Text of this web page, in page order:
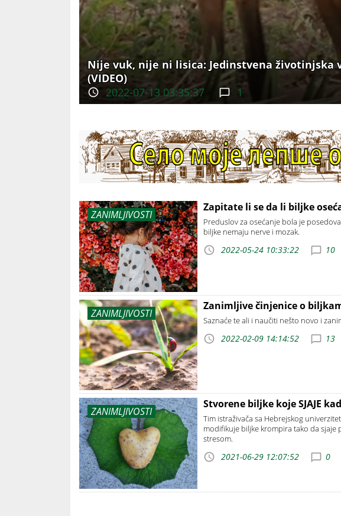
Nije vuk, nije ni lisica: Jedinstvena životinjska
(VIDEO)
2022-07-13 03:35:37
1
ZANIMLJIVOSTI
Zapitate li se da li biljke
Preduslov za osećanje bola je
biljke nemaju nerve i mozak.
2022-05-24 10:33:22 10
ZANIMLJIVOSTI
Zanimljive činjenice o
Saznaće te ali i naučiti nešto novo i
2022-02-09 14:14:52 13
ZANIMLJIVOSTI
Stvorene biljke koje SJAJE
Tim istraživača sa Hebrejskog
modifikuje biljke krompira tako da
stresom.
2021-06-29 12:07:52 0